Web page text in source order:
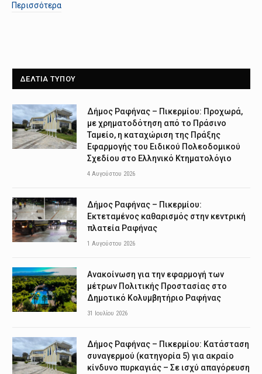
Περισσότερα
ΔΕΛΤΙΑ ΤΥΠΟΥ
Δήμος Ραφήνας – Πικερμίου: Προχωρά,
με χρηματοδότηση από το Πράσινο
Ταμείο, η καταχώριση της Πράξης
Εφαρμογής του Ειδικού Πολεοδομικού
Σχεδίου στο Ελληνικό Κτηματολόγιο
4 Αυγούστου 2026
Δήμος Ραφήνας – Πικερμίου:
Εκτεταμένος καθαρισμός στην κεντρική
πλατεία Ραφήνας
1 Αυγούστου 2026
Ανακοίνωση για την εφαρμογή των
μέτρων Πολιτικής Προστασίας στο
Δημοτικό Κολυμβητήριο Ραφήνας
31 Ιουλίου 2026
Δήμος Ραφήνας – Πικερμίου: Κατάσταση
συναγερμού (κατηγορία 5) για ακραίο
κίνδυνο πυρκαγιάς – Σε ισχύ απαγόρευση